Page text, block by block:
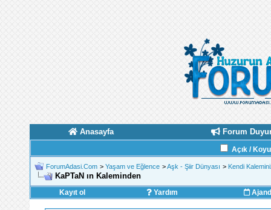
Anasayfa Forum
Açık /
ForumAdasi.Com > Yaşam ve Eğlence >Aşk - Şiir Dünyası > Kendi
KaPTaN ın Kaleminden
Kayıt ol Yardım